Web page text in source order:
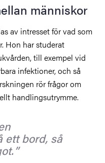
människor
av intresset för vad som
Hon har studerat
till exempel vid
infektioner, och så
rör frågor om
handlingsutrymme.
ett bord, så